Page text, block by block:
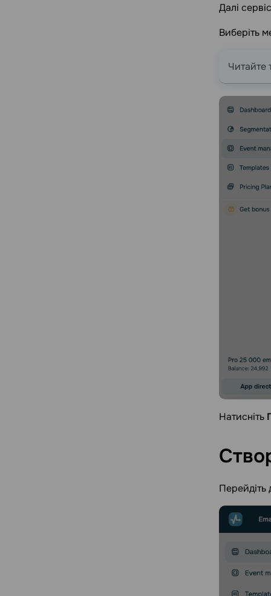
Далі
Виберіть
Читайте
Натисніть
Перейдіть